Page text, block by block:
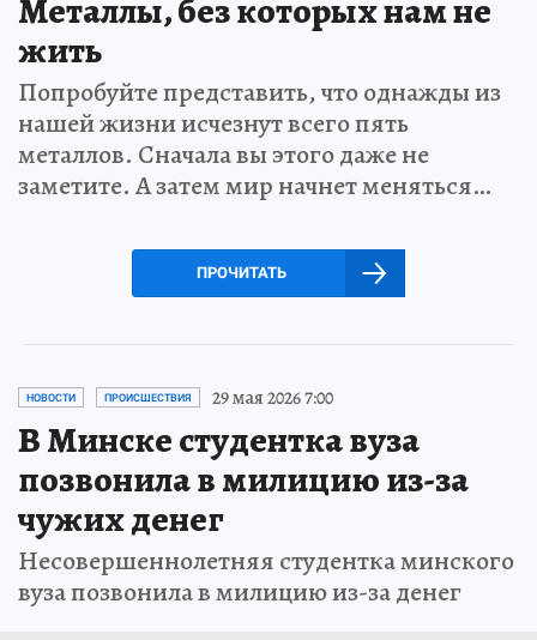
Металлы, без которых нам не
жить
Попробуйте представить, что однажды из
нашей жизни исчезнут всего пять
металлов. Сначала вы этого даже не
заметите. А затем мир начнет меняться…
ПРОЧИТАТЬ
НОВОСТИ ПРОИСШЕСТВИЯ 29 мая 2026 7:00
В Минске студентка вуза
позвонила в милицию из-за
чужих денег
Несовершеннолетняя студентка минского
вуза позвонила в милицию из-за денег